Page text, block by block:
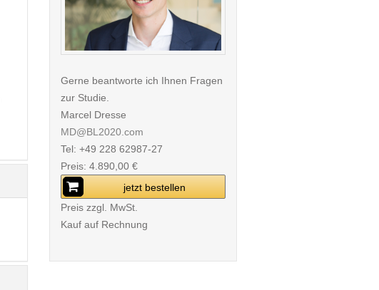
Gerne beantworte ich Ihnen Fragen
zur Studie.
Marcel Dresse
MD@BL2020.com
Tel: +49 228 62987-27
Preis: 4.890,00 €
jetzt bestellen
Preis zzgl. MwSt.
Kauf auf Rechnung